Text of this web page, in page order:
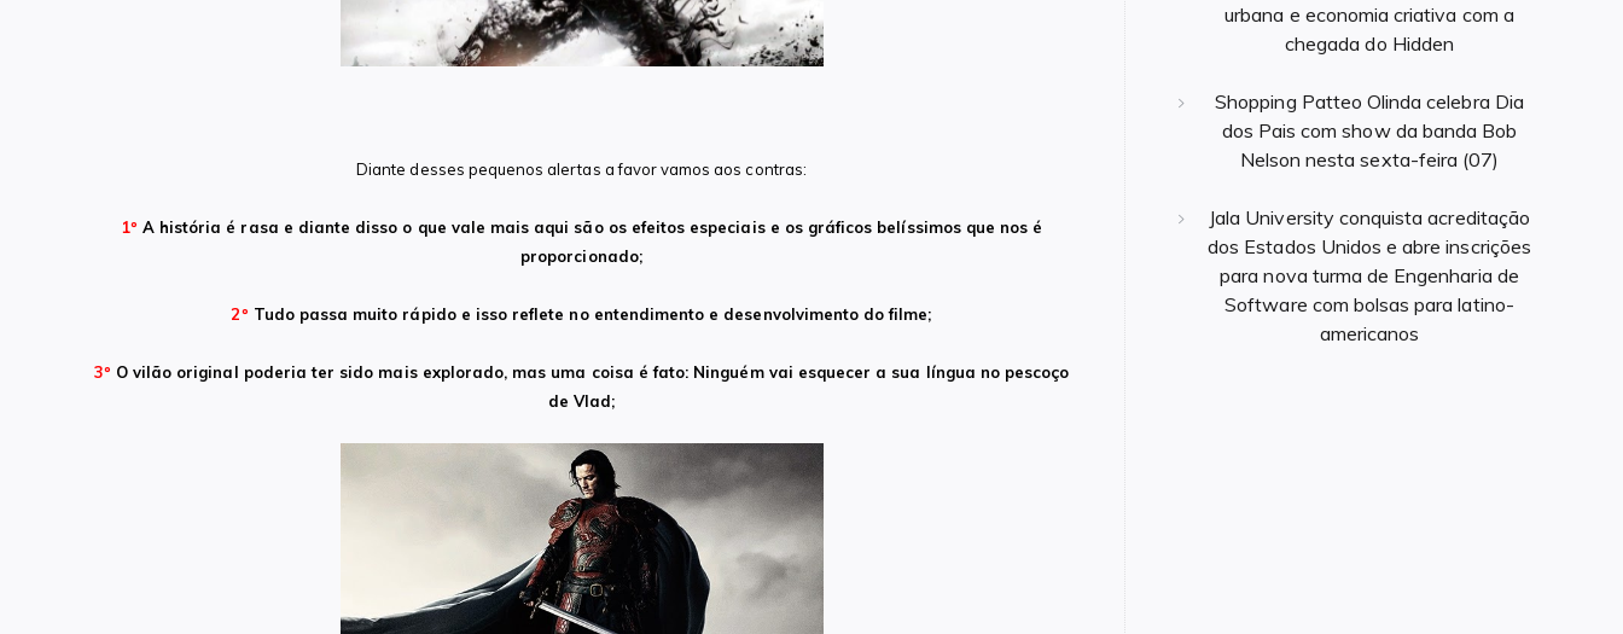
Diante desses pequenos alertas a favor vamos aos contras:
1º A história é rasa e diante disso o que vale mais aqui são os efeitos especiais e os gráficos belíssimos que nos é
proporcionado;
2º Tudo passa muito rápido e isso reflete no entendimento e desenvolvimento do filme;
3º O vilão original poderia ter sido mais explorado, mas uma coisa é fato: Ninguém vai esquecer a sua língua no pescoço
de Vlad;
urbana e economia criativa com a
chegada do Hidden
Shopping Patteo Olinda celebra Dia
dos Pais com show da banda Bob
Nelson nesta sexta-feira (07)
Jala University conquista acreditação
dos Estados Unidos e abre inscrições
para nova turma de Engenharia de
Software com bolsas para latino-
americanos